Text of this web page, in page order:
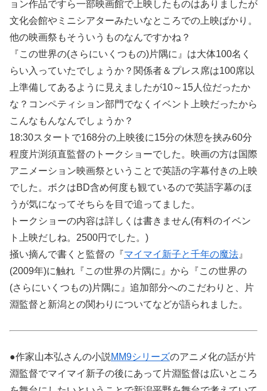
ョン作品ですら一部映画館で上映したものはありましたが
文化会館やミニシアターみたいなところでの上映ばかり。
他の映画祭もそういうものなんですかね？
『この世界の(さらにいくつもの)片隅に』は大体100名く
らい入っていたでしょうか？関係者＆プレス席は100席以
上準備してあるように見えましたが10～15人位だったか
な？コンペティション部門でなくイベント上映だったから
こんなもんなんでしょうか？
18:30スタートで168分の上映後に15分の休憩を挟み60分
程度片渕須直監督のトークショーでした。映画の方は国際
アニメーション映画祭ということで英語の字幕付きの上映
でした。ボクはBD含め何度も観ているので英語字幕のほ
うが気になってそちらを目で追ってました。
トークショーの内容は詳しくは書きません(有料のイベン
ト上映だしね。2500円でした。)
掻い摘んで書くと監督の『マイマイ新子と千年の魔法 』
(2009年)に触れ『この世界の片隅に』から『この世界の
(さらにいくつもの)片隅に』追加部分へのこだわりと、片
淵監督と新潟との関わりについてなどが語られました。
●作家山本弘さんの小説 MM9シリーズのアニメ化の話が片
淵監督でマイマイ新子の後にあって片淵監督は広いところ